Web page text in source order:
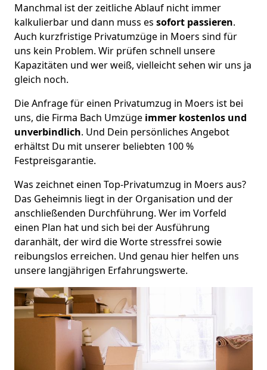
Manchmal ist der zeitliche Ablauf nicht immer
kalkulierbar und dann muss es sofort passieren.
Auch kurzfristige Privatumzüge in Moers sind für
uns kein Problem. Wir prüfen schnell unsere
Kapazitäten und wer weiß, vielleicht sehen wir uns ja
gleich noch.
Die Anfrage für einen Privatumzug in Moers ist bei
uns, die Firma Bach Umzüge immer kostenlos und
unverbindlich. Und Dein persönliches Angebot
erhältst Du mit unserer beliebten 100 %
Festpreisgarantie.
Was zeichnet einen Top-Privatumzug in Moers aus?
Das Geheimnis liegt in der Organisation und der
anschließenden Durchführung. Wer im Vorfeld
einen Plan hat und sich bei der Ausführung
daranhält, der wird die Worte stressfrei sowie
reibungslos erreichen. Und genau hier helfen uns
unsere langjährigen Erfahrungswerte.